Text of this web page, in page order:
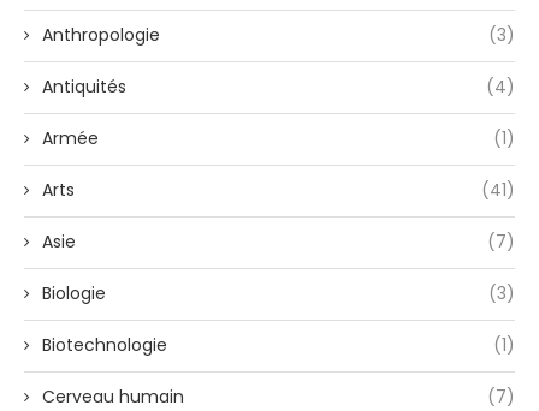
Anthropologie (3)
Antiquités (4)
Armée (1)
Arts (41)
Asie (7)
Biologie (3)
Biotechnologie (1)
Cerveau humain (7)